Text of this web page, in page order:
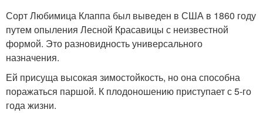
Сорт Любимица Клаппа был выведен в США в 1860 году
путем опыления Лесной Красавицы с неизвестной
формой. Это разновидность универсального
назначения.
Ей присуща высокая зимостойкость, но она способна
поражаться паршой. К плодоношению приступает с 5-го
года жизни.